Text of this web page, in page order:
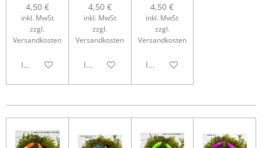
4,50 €
inkl. MwSt
zzgl.
Versandkosten
In den Warenkorb
4,50 €
inkl. MwSt
zzgl.
Versandkosten
In den Warenkorb
4,50 €
inkl. MwSt
zzgl.
Versandkosten
In den Warenkorb